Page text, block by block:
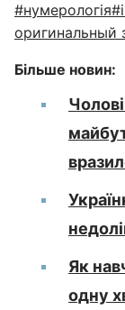
#нумерологія
оригинальный
Більше новин:
Як
одну